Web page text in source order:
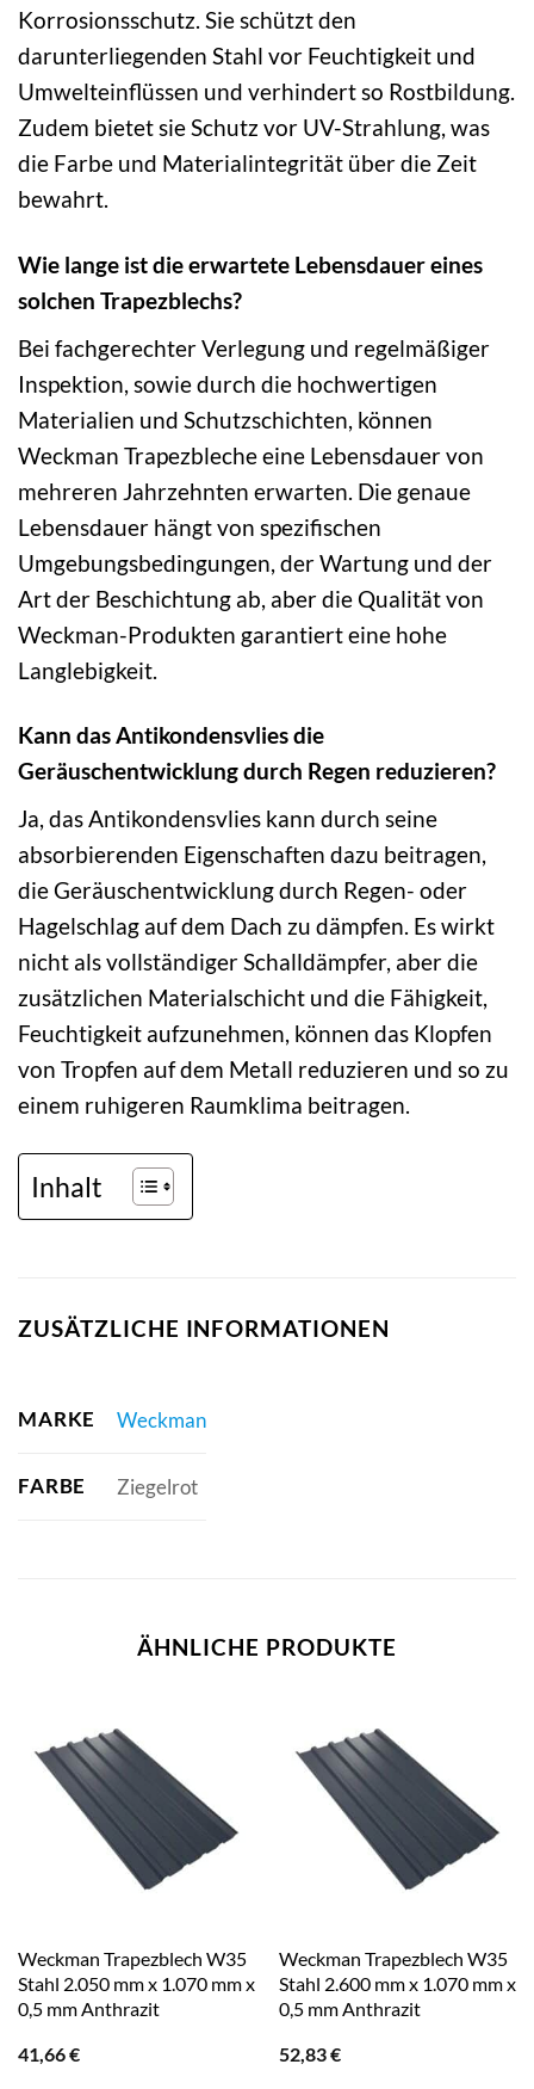
Korrosionsschutz. Sie schützt den
darunterliegenden Stahl vor Feuchtigkeit und
Umwelteinflüssen und verhindert so Rostbildung.
Zudem bietet sie Schutz vor UV-Strahlung, was
die Farbe und Materialintegrität über die Zeit
bewahrt.
Wie lange ist die erwartete Lebensdauer eines
solchen Trapezblechs?
Bei fachgerechter Verlegung und regelmäßiger
Inspektion, sowie durch die hochwertigen
Materialien und Schutzschichten, können
Weckman Trapezbleche eine Lebensdauer von
mehreren Jahrzehnten erwarten. Die genaue
Lebensdauer hängt von spezifischen
Umgebungsbedingungen, der Wartung und der
Art der Beschichtung ab, aber die Qualität von
Weckman-Produkten garantiert eine hohe
Langlebigkeit.
Kann das Antikondensvlies die
Geräuschentwicklung durch Regen reduzieren?
Ja, das Antikondensvlies kann durch seine
absorbierenden Eigenschaften dazu beitragen,
die Geräuschentwicklung durch Regen- oder
Hagelschlag auf dem Dach zu dämpfen. Es wirkt
nicht als vollständiger Schalldämpfer, aber die
zusätzlichen Materialschicht und die Fähigkeit,
Feuchtigkeit aufzunehmen, können das Klopfen
von Tropfen auf dem Metall reduzieren und so zu
einem ruhigeren Raumklima beitragen.
Inhalt
ZUSÄTZLICHE INFORMATIONEN
MARKE Weckman
FARBE Ziegelrot
ÄHNLICHE PRODUKTE
Weckman Trapezblech W35
Stahl 2.050 mm x 1.070 mm x
0,5 mm Anthrazit
41,66€
Weckman Trapezblech W35
Stahl 2.600 mm x 1.070 mm x
0,5 mm Anthrazit
52,83€